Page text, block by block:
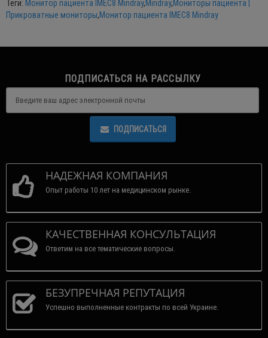
Теги: Монитор пациента IMEC8 Mindray,Mindray,Мониторы пациента |
Прикроватные мониторы,Монитор пациента IMEC8 Mindray
ПОДПИСАТЬСЯ НА РАССЫЛКУ
ПОДПИСАТЬСЯ
НАДЕЖНАЯ КОМПАНИЯ
Опыт работы 10 лет на медицинском рынке.
КАЧЕСТВЕННАЯ КОНСУЛЬТАЦИЯ
Ответим на все тематические вопросы.
БЕЗУПРЕЧНАЯ РЕПУТАЦИЯ
Успешно выполненные контракты по всей Украине.